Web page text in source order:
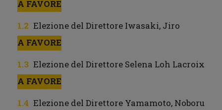
A FAVORE
Elezione del Direttore Iwasaki, Jiro
A FAVORE
Elezione del Direttore Selena Loh Lacroix
A FAVORE
Elezione del Direttore Yamamoto, Noboru